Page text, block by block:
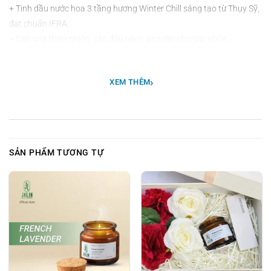
+ Tinh dầu nước hoa 3 tầng hương Winter Chill sáng tạo từ Thụy Sỹ,
đạt chuẩn IFRA.
sinh hoạt trong gia đình.
+ Hũ nến 220g chất liệu bạc sáng bóng sang trọng và tinh tế, chịu
nhiệt tốt, đảm bảo an toàn cho người sử dụng. Sau khi đốt xong có
thể sử dụng vật dụng sinh hoạt trong gia đình.
- Dung tích: 100g - 220g.
- Thời gian đốt cháy sản phẩm ở nhiệt độ tiêu chuẩn: 25 giờ đến 45
- Độ tỏa hương: 15m2 đến 25m2.
XEM THÊM›
SẢN PHẨM TƯƠNG TỰ